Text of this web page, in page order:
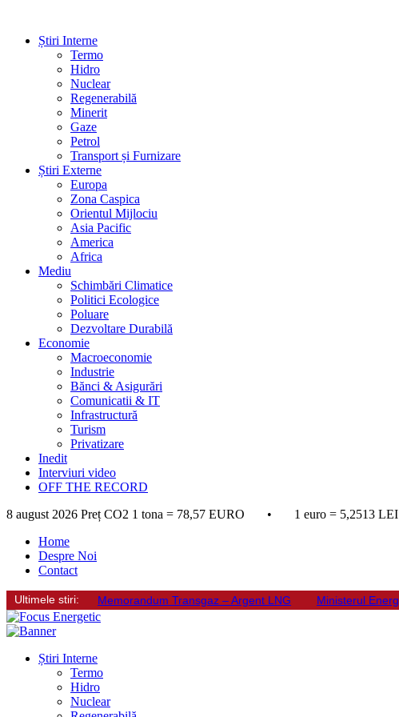
Știri Interne
Termo
Hidro
Nuclear
Regenerabilă
Minerit
Gaze
Petrol
Transport și Furnizare
Știri Externe
Europa
Zona Caspica
Orientul Mijlociu
Asia Pacific
America
Africa
Mediu
Schimbări Climatice
Politici Ecologice
Poluare
Dezvoltare Durabilă
Economie
Macroeconomie
Industrie
Bănci & Asigurări
Comunicatii & IT
Infrastructură
Turism
Privatizare
Inedit
Interviuri video
OFF THE RECORD
8 august 2026 Preț CO2 1 tona = 78,57 EURO • 1 euro = 5,2513 LEI
Home
Despre Noi
Contact
Ultimele stiri: Memorandum Transgaz – Argent LNG Ministerul
Știri Interne
Termo
Hidro
Nuclear